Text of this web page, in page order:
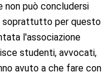
non può concludersi
soprattutto per questo
l'associazione
studenti, avvocati,
avuto a che fare con